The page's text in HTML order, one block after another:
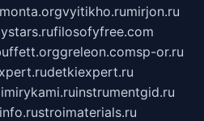
vyitikho.rumirjon.ru
filosofyfree.com
greleon.comsp-or.ru
detkiexpert.ru
instrumentgid.ru
stroimaterials.ru